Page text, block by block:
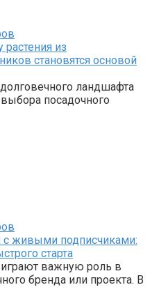
из
становятся основой
ландшафта
посадочного
с живыми подписчиками:
старта
важную роль в
бренда или проекта. В